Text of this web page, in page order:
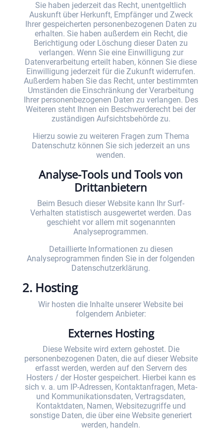
Sie haben jederzeit das Recht, unentgeltlich
Auskunft über Herkunft, Empfänger und Zweck
Ihrer gespeicherten personenbezogenen Daten zu
erhalten. Sie haben außerdem ein Recht, die
Berichtigung oder Löschung dieser Daten zu
verlangen. Wenn Sie eine Einwilligung zur
Datenverarbeitung erteilt haben, können Sie diese
Einwilligung jederzeit für die Zukunft widerrufen.
Außerdem haben Sie das Recht, unter bestimmten
Umständen die Einschränkung der Verarbeitung
Ihrer personenbezogenen Daten zu verlangen. Des
Weiteren steht Ihnen ein Beschwerderecht bei der
zuständigen Aufsichtsbehörde zu.
Hierzu sowie zu weiteren Fragen zum Thema
Datenschutz können Sie sich jederzeit an uns
wenden.
Analyse-Tools und Tools von
Dritt­anbietern
Beim Besuch dieser Website kann Ihr Surf-
Verhalten statistisch ausgewertet werden. Das
geschieht vor allem mit sogenannten
Analyseprogrammen.
Detaillierte Informationen zu diesen
Analyseprogrammen finden Sie in der folgenden
Datenschutzerklärung.
2. Hosting
Wir hosten die Inhalte unserer Website bei
folgendem Anbieter:
Externes Hosting
Diese Website wird extern gehostet. Die
personenbezogenen Daten, die auf dieser Website
erfasst werden, werden auf den Servern des
Hosters / der Hoster gespeichert. Hierbei kann es
sich v. a. um IP-Adressen, Kontaktanfragen, Meta-
und Kommunikationsdaten, Vertragsdaten,
Kontaktdaten, Namen, Websitezugriffe und
sonstige Daten, die über eine Website generiert
werden, handeln.